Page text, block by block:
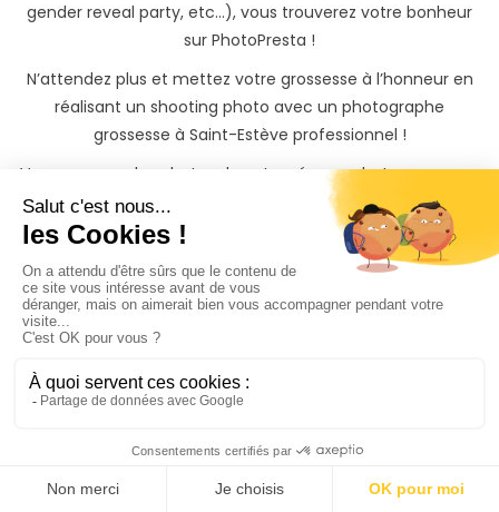
gender reveal party, etc...), vous trouverez votre bonheur
sur PhotoPresta !
N’attendez plus et mettez votre grossesse à l’honneur en
réalisant un shooting photo avec un photographe
grossesse à Saint-Estève professionnel !
Vous recevrez les photos de votre séance photo grossesse
à Saint-Estève(66) sur une belle galerie privée protégée
par mot de passe, qu'il vous sera possible de partager avec
vos proches et de télécharger.
Vous pouvez être rassuré, et profiter pleinement de votre
shooting photo grossesse à Saint-Estève(66). Si vous
souhaitez garder une trace indélébile de grossesse, il vous
sera également possible de commander des tirages
photos papiers à des tarifs préférentiels directement
Trouvez rapidement un